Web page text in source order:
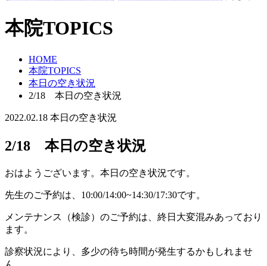
本院TOPICS
HOME
本院TOPICS
本日の空き状況
2/18 本日の空き状況
2022.02.18 本日の空き状況
2/18 本日の空き状況
おはようございます。本日の空き状況です。
先生のご予約は、10:00/14:00~14:30/17:30です。
メンテナンス（検診）のご予約は、終日大変混みあっており
ます。
診察状況により、多少の待ち時間が発生するかもしれませ
ん。